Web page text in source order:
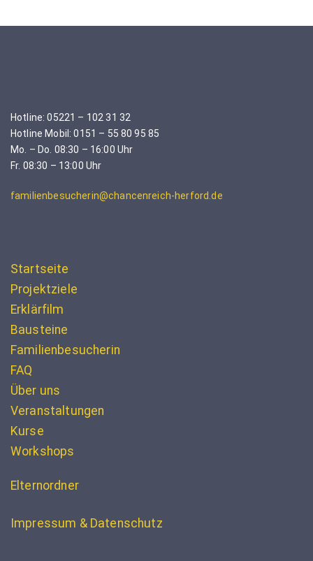
Hotline: 05221 – 102 31 32
Hotline Mobil: 0151 – 55 80 95 85
Mo. – Do. 08:30 – 16:00 Uhr
Fr. 08:30 – 13:00 Uhr
familienbesucherin@chancenreich-herford.de
Startseite
Projektziele
Erklärfilm
Bausteine
Familienbesucherin
FAQ
Über uns
Veranstaltungen
Kurse
Workshops
Elternordner
Impressum & Datenschutz